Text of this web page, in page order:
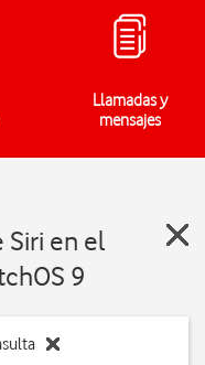
Llamadas y
mensajes
Siri en el
9